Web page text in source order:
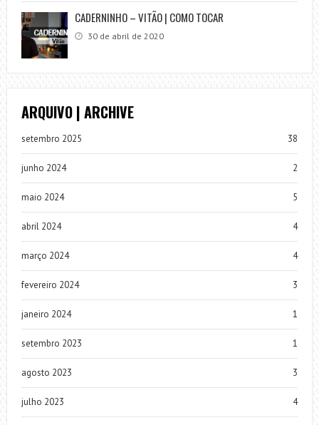
CADERNINHO – VITÃO | COMO TOCAR
30 de abril de 2020
ARQUIVO | ARCHIVE
setembro 2025 38
junho 2024 2
maio 2024 5
abril 2024 4
março 2024 4
fevereiro 2024 3
janeiro 2024 1
setembro 2023 1
agosto 2023 3
julho 2023 4